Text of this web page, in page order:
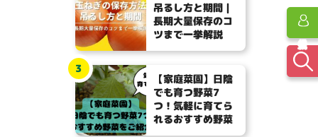
吊るし方と期間｜
長期大量保存のコ
ツまで一挙解説
【家庭菜園】日陰
でも育つ野菜7
つ！気軽に育てら
れるおすすめ野菜
3